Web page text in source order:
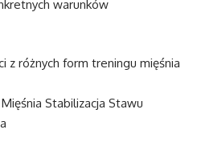
warunków
z różnych form treningu mięśnia
Stabilizacja Stawu